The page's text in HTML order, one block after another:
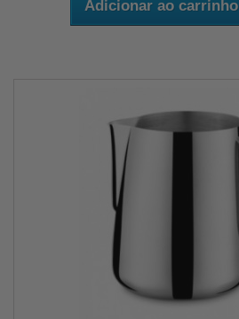
Adicionar ao carrinho